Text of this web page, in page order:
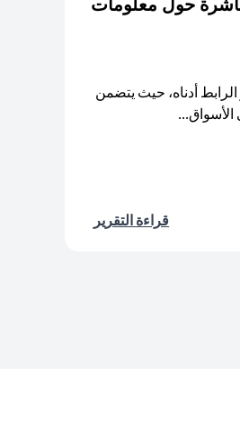
الرابط أدناه، حيث يتضمن
الأسواق...
قراءة التقرير